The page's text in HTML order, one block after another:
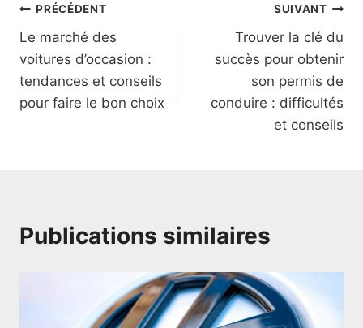
Navigation
de
l’article
PRÉCÉDENT
Le marché des
voitures d’occasion :
tendances et conseils
pour faire le bon choix
SUIVANT
Trouver la clé du
succès pour obtenir
son permis de
conduire : difficultés
et conseils
Publications similaires